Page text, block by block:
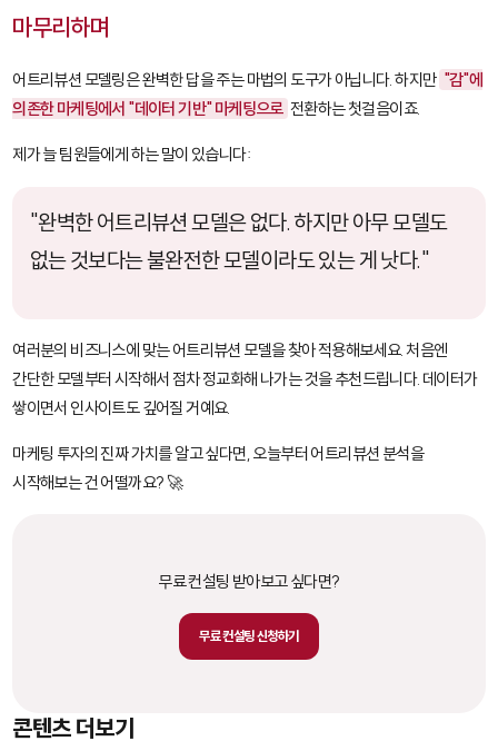
마무리하며
어트리뷰션 모델링은 완벽한 답을 주는 마법의 도구가 아닙니다. 하지만 "감"에
의존한 마케팅에서 "데이터 기반" 마케팅으로 전환하는 첫걸음이죠.
제가 늘 팀원들에게 하는 말이 있습니다:
"완벽한 어트리뷰션 모델은 없다. 하지만 아무 모델도
없는 것보다는 불완전한 모델이라도 있는 게 낫다."
여러분의 비즈니스에 맞는 어트리뷰션 모델을 찾아 적용해보세요. 처음엔
간단한 모델부터 시작해서 점차 정교화해 나가는 것을 추천드립니다. 데이터가
쌓이면서 인사이트도 깊어질 거예요.
마케팅 투자의 진짜 가치를 알고 싶다면, 오늘부터 어트리뷰션 분석을
시작해보는 건 어떨까요? 🚀
무료 컨설팅 받아보고 싶다면?
무료 컨설팅 신청하기
콘텐츠 더보기